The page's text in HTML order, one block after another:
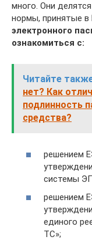
много. Они
нормы, принятые
электронного
ознакомиться с:
Читайте
нет? Как
подлинность
средства?
решением
системы
решением
единого
ТС»;